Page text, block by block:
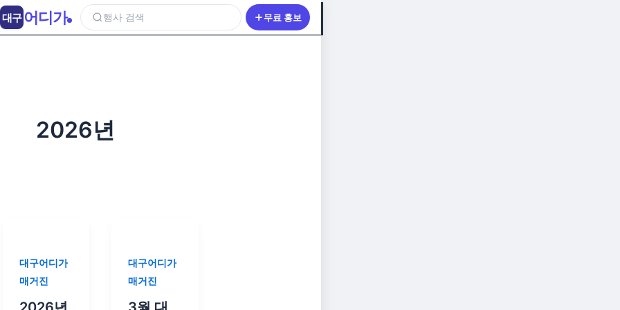
2026년
대구어디가
매거진
대구어디가
매거진
대구 어디가 행사 검색 무료 홍보